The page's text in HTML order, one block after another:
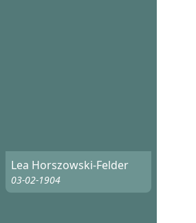
Lea Horszowski-Felder
03-02-1904